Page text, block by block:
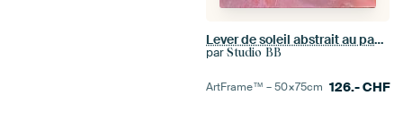
Lever de soleil abstrait au pastel n° 2
par Studio BB
ArtFrame™ –50×75cm 126.-CHF